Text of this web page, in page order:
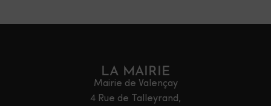
LA MAIRIE
Mairie de Valençay
4 Rue de Talleyrand,